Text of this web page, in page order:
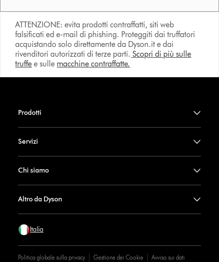
ATTENZIONE: evita prodotti contraffatti, siti web
falsificati ed e-mail di phishing. Proteggiti dai truffatori
acquistando solo direttamente da Dyson.it e dai
rivenditori autorizzati di terze parti. Scopri di più sulle
truffe e sulle macchine contraffatte.
Prodotti
Servizi
Chi siamo
Altro da Dyson
Italia
Politica globale sulla privacy Gestione dei Cookie Avviso sui dati